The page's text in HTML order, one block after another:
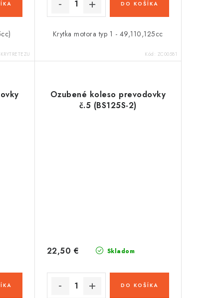
DO KOŠÍKA
Krytka motora typ 1 - 49,110,125cc
Kód: ZC00581
Ozubené koleso prevodovky
č.5 (BS125S-2)
Skladom
22,50 €
DO KOŠÍKA